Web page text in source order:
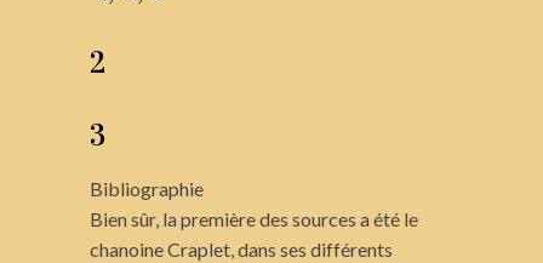
2
3
Bibliographie
Bien sûr, la première des sources a été le
chanoine Craplet, dans ses différents